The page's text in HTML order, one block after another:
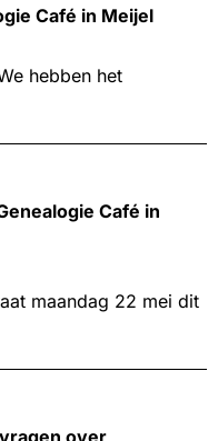
Café in Meijel
hebben het
Café in
maandag 22 mei dit
over